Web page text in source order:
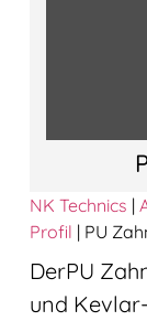
NK Technics |
Profil | PU
DerPU
und